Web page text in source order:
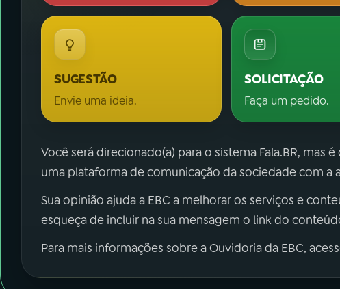
SUGESTÃO
Envie uma ideia.
SOLICITAÇÃO
Faça um pedido.
Você será direcionado(a) para o sistema Fala.BR, mas
uma plataforma de comunicação da sociedade com a
Sua opinião ajuda a EBC a melhorar os serviços e
esqueça de incluir na sua mensagem o link do
Para mais informações sobre a Ouvidoria da EBC,